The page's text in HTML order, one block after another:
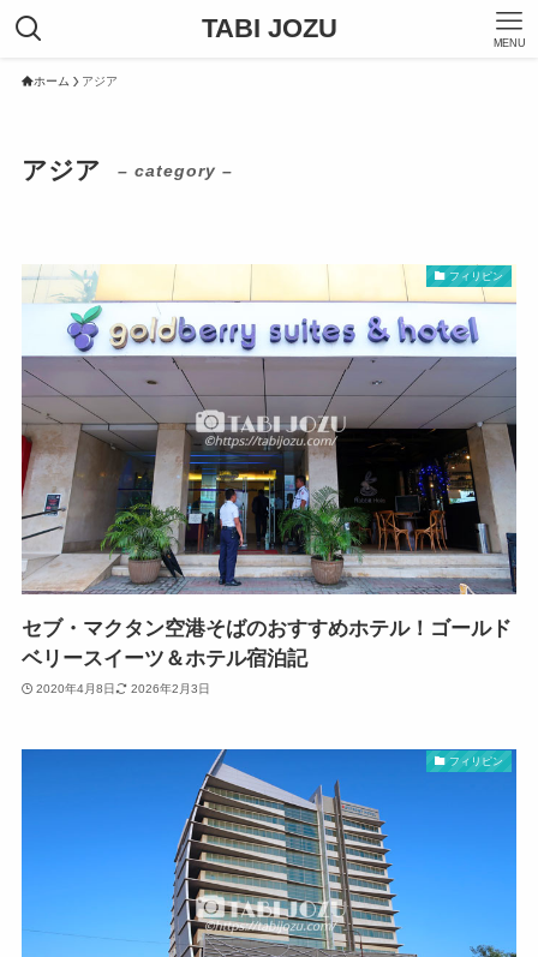
TABI JOZU MENU
ホーム アジア
アジア – category –
フィリピン
セブ・マクタン空港そばのおすすめホテル！ゴールド
ベリースイーツ＆ホテル宿泊記
2020年4月8日 2026年2月3日
フィリピン